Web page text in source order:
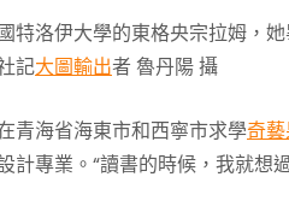
特洛伊大學的東格央宗拉姆，
記大圖輸出者 魯丹陽 攝
青海省海東市和西寧市求學奇
計專業。“讀書的時候，我就